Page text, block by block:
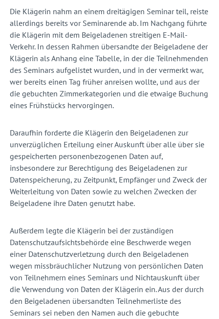
Die Klägerin nahm an einem dreitägigen Seminar teil, reiste
allerdings bereits vor Seminarende ab. Im Nachgang führte
die Klägerin mit dem Beigeladenen streitigen E-Mail-
Verkehr. In dessen Rahmen übersandte der Beigeladene der
Klägerin als Anhang eine Tabelle, in der die Teilnehmenden
des Seminars aufgelistet wurden, und in der vermerkt war,
wer bereits einen Tag früher anreisen wollte, und aus der
die gebuchten Zimmerkategorien und die etwaige Buchung
eines Frühstücks hervorgingen.
Daraufhin forderte die Klägerin den Beigeladenen zur
unverzüglichen Erteilung einer Auskunft über alle über sie
gespeicherten personenbezogenen Daten auf,
insbesondere zur Berechtigung des Beigeladenen zur
Datenspeicherung, zu Zeitpunkt, Empfänger und Zweck der
Weiterleitung von Daten sowie zu welchen Zwecken der
Beigeladene ihre Daten genutzt habe.
Außerdem legte die Klägerin bei der zuständigen
Datenschutzaufsichtsbehörde eine Beschwerde wegen
einer Datenschutzverletzung durch den Beigeladenen
wegen missbräuchlicher Nutzung von persönlichen Daten
von Teilnehmern eines Seminars und Nichtauskunft über
die Verwendung von Daten der Klägerin ein. Aus der durch
den Beigeladenen übersandten Teilnehmerliste des
Seminars sei neben den Namen auch die gebuchte